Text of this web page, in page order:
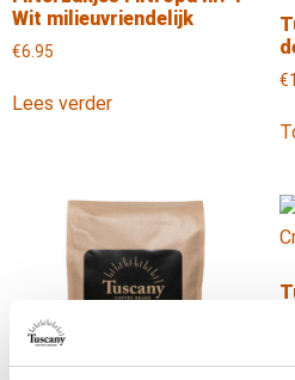
Wit milieuvriendelijk
€6.95
Lees verder
€